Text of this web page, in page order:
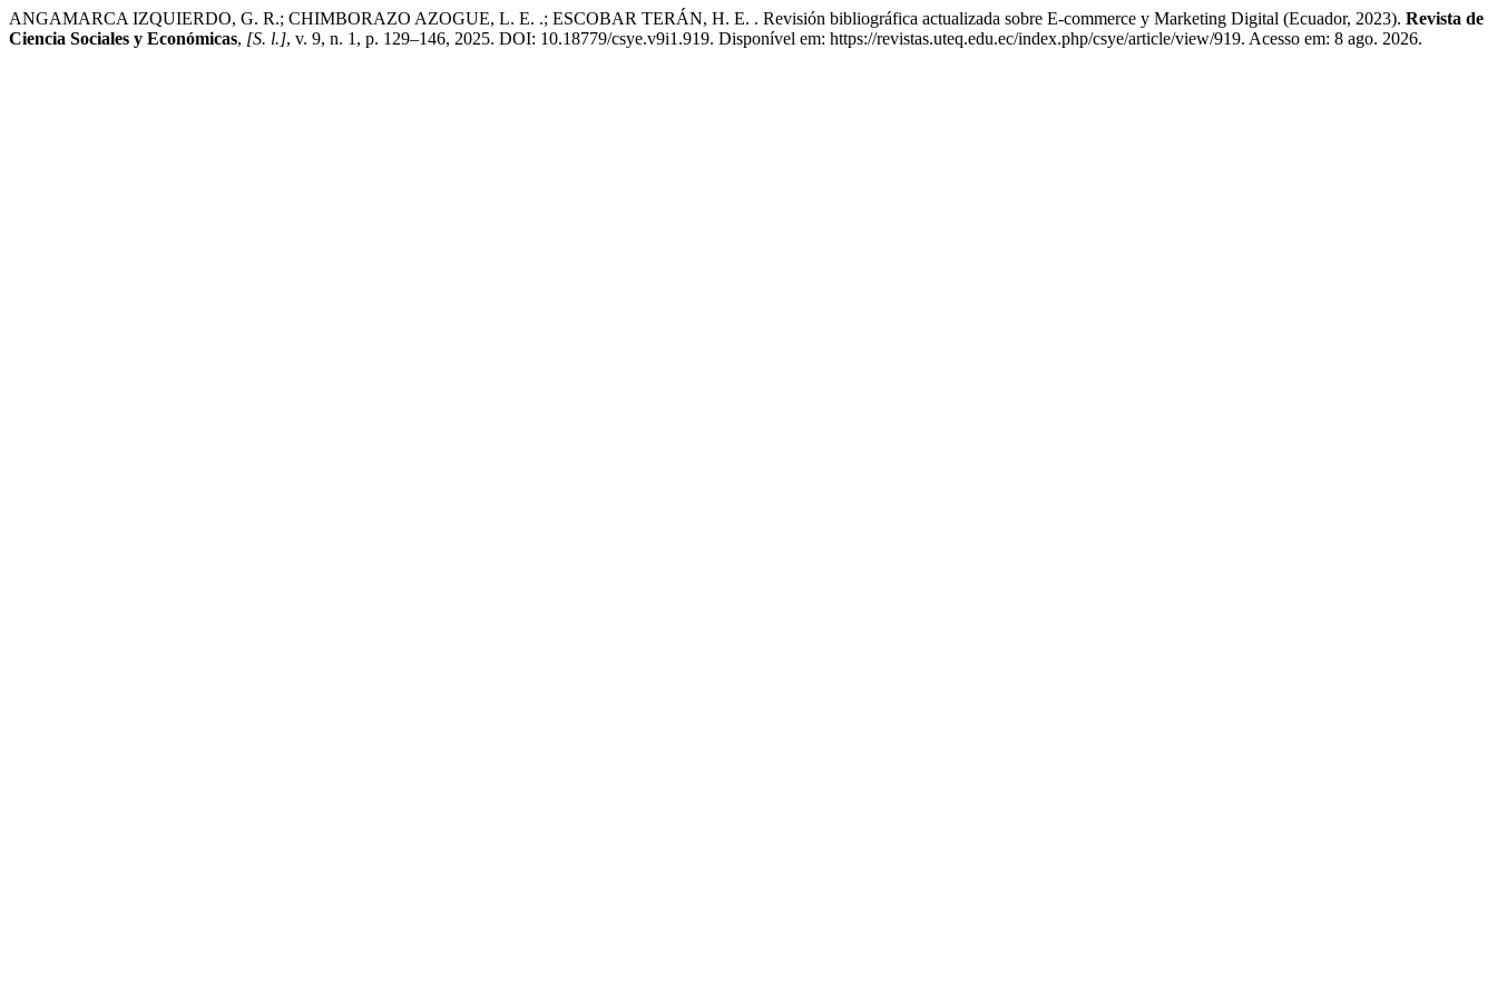
ANGAMARCA IZQUIERDO, G. R.; CHIMBORAZO AZOGUE, L. E. .; ESCOBAR TERÁN, H. E. . Revisión bibliográfica actualizada sobre E-commerce y Marketing Digital (Ecuador, 2023). Revista de
Ciencia Sociales y Económicas, [S. l.], v. 9, n. 1, p. 129–146, 2025. DOI: 10.18779/csye.v9i1.919. Disponível em: https://revistas.uteq.edu.ec/index.php/csye/article/view/919. Acesso em: 8 ago. 2026.